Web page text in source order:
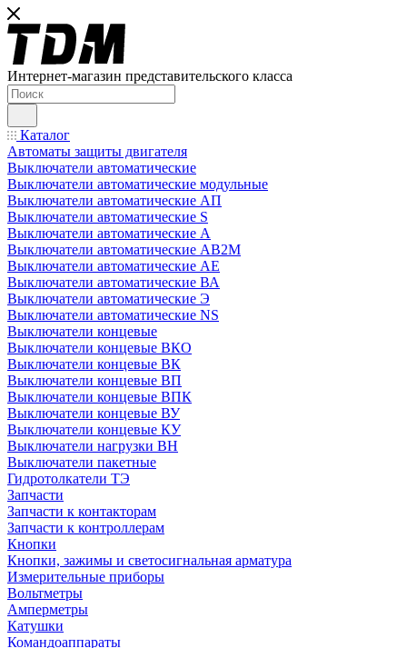
Интернет-магазин представительского класса
Каталог
Автоматы защиты двигателя
Выключатели автоматические
Выключатели автоматические модульные
Выключатели автоматические АП
Выключатели автоматические S
Выключатели автоматические А
Выключатели автоматические АВ2М
Выключатели автоматические АЕ
Выключатели автоматические ВА
Выключатели автоматические Э
Выключатели автоматические NS
Выключатели концевые
Выключатели концевые ВКО
Выключатели концевые ВК
Выключатели концевые ВП
Выключатели концевые ВПК
Выключатели концевые ВУ
Выключатели концевые КУ
Выключатели нагрузки ВН
Выключатели пакетные
Гидротолкатели ТЭ
Запчасти
Запчасти к контакторам
Запчасти к контроллерам
Кнопки
Кнопки, зажимы и светосигнальная арматура
Измерительные приборы
Вольтметры
Амперметры
Катушки
Командоаппараты